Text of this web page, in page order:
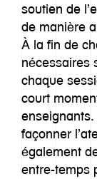
soutien de
de manière
À la fin de
nécessaires
chaque
court
enseignants.
façonner
également
entre-temps